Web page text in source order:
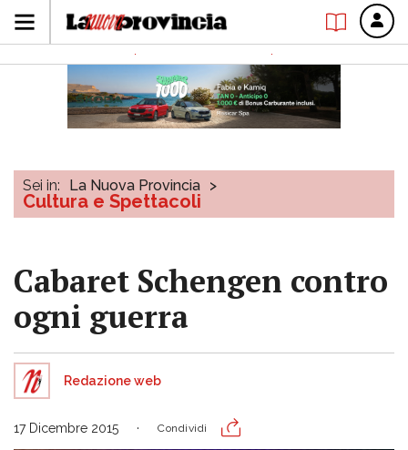
Sei in: La Nuova Provincia >
Cultura e Spettacoli
Cabaret Schengen contro
ogni guerra
Redazione web
17 Dicembre 2015 Condividi